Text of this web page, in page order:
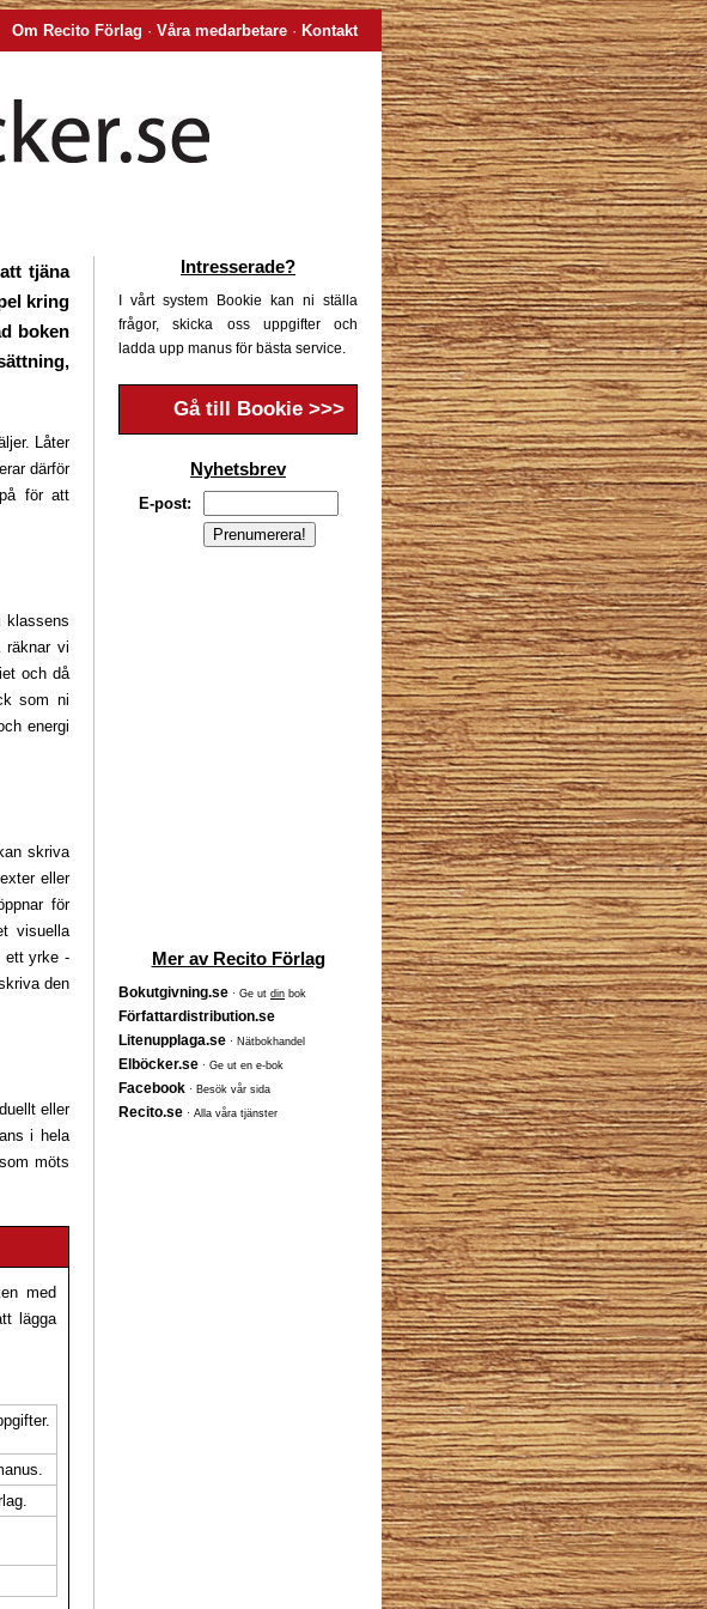
Om Recito Förlag · Våra medarbetare · Kontakt
tjäna
kring
boken
Låter
därför
för att
klassens
räknar vi
och då
som ni
energi
skriva
eller
för
visuella
ett yrke -
den
eller
i hela
möts
med
lägga
Intresserade?
I vårt system Bookie kan ni ställa
frågor, skicka oss uppgifter och
ladda upp manus för bästa service.
Gå till Bookie >>>
Nyhetsbrev
E-post:
Mer av Recito Förlag
Bokutgivning.se · Ge ut din bok
Författardistribution.se
Litenupplaga.se · Nätbokhandel
Elböcker.se · Ge ut en e-bok
Facebook · Besök vår sida
Recito.se · Alla våra tjänster